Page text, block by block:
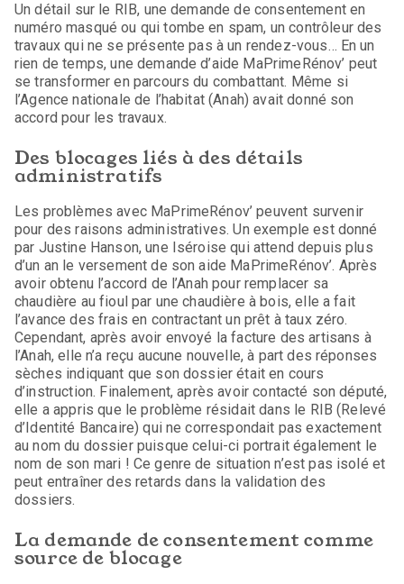
Un détail sur le RIB, une demande de consentement en
numéro masqué ou qui tombe en spam, un contrôleur des
travaux qui ne se présente pas à un rendez-vous… En un
rien de temps, une demande d’aide MaPrimeRénov’ peut
se transformer en parcours du combattant. Même si
l’Agence nationale de l’habitat (Anah) avait donné son
accord pour les travaux.
Des blocages liés à des détails
administratifs
Les problèmes avec MaPrimeRénov’ peuvent survenir
pour des raisons administratives. Un exemple est donné
par Justine Hanson, une Iséroise qui attend depuis plus
d’un an le versement de son aide MaPrimeRénov’. Après
avoir obtenu l’accord de l’Anah pour remplacer sa
chaudière au fioul par une chaudière à bois, elle a fait
l’avance des frais en contractant un prêt à taux zéro.
Cependant, après avoir envoyé la facture des artisans à
l’Anah, elle n’a reçu aucune nouvelle, à part des réponses
sèches indiquant que son dossier était en cours
d’instruction. Finalement, après avoir contacté son député,
elle a appris que le problème résidait dans le RIB (Relevé
d’Identité Bancaire) qui ne correspondait pas exactement
au nom du dossier puisque celui-ci portrait également le
nom de son mari ! Ce genre de situation n’est pas isolé et
peut entraîner des retards dans la validation des
dossiers.
La demande de consentement comme
source de blocage